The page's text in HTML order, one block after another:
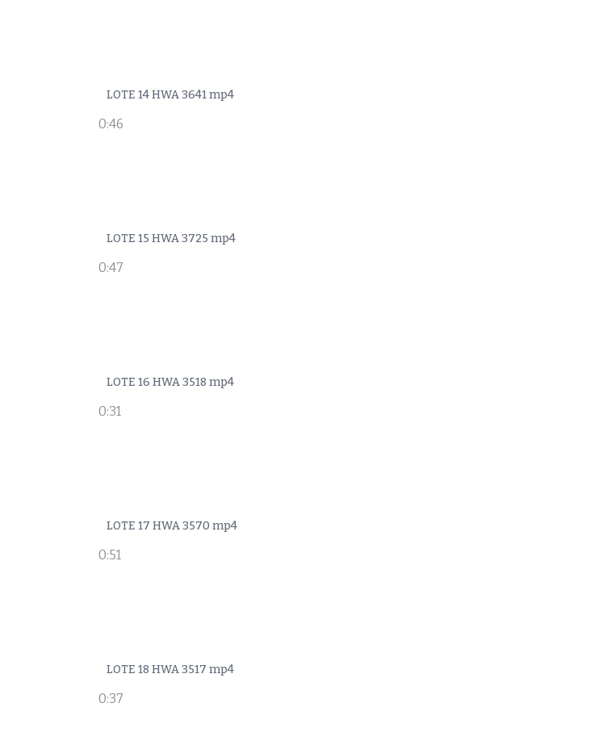
LOTE 14 HWA 3641 mp4
0:46
LOTE 15 HWA 3725 mp4
0:47
LOTE 16 HWA 3518 mp4
0:31
LOTE 17 HWA 3570 mp4
0:51
LOTE 18 HWA 3517 mp4
0:37